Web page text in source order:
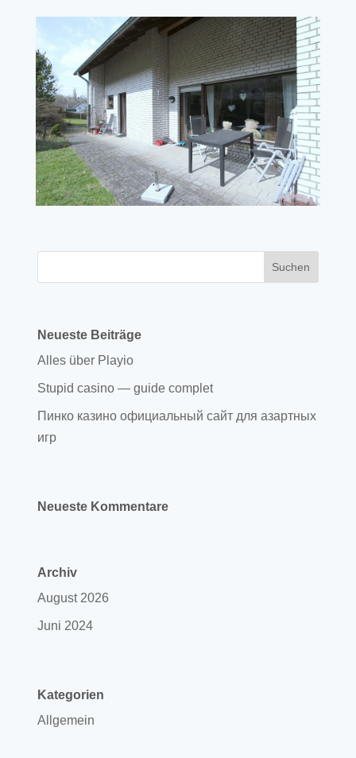
Neueste Beiträge
Alles über Playio
Stupid casino — guide complet
Пинко казино официальный сайт для азартных
игр
Neueste Kommentare
Archiv
August 2026
Juni 2024
Kategorien
Allgemein